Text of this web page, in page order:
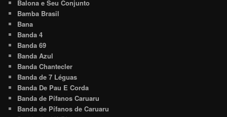
Balona e Seu Conjunto
Bamba Brasil
Bana
Banda 4
Banda 69
Banda Azul
Banda Chantecler
Banda de 7 Léguas
Banda De Pau E Corda
Banda de Pífanos Caruaru
Banda de Pífanos de Caruaru